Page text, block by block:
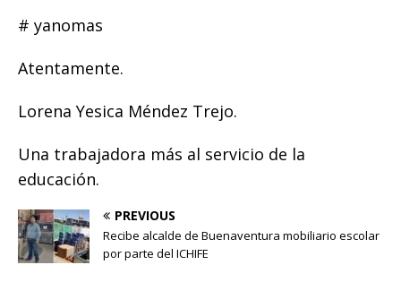
# yanomas
Atentamente.
Lorena Yesica Méndez Trejo.
Una trabajadora más al servicio de la
educación.
PREVIOUS
Recibe alcalde de Buenaventura mobiliario escolar
por parte del ICHIFE